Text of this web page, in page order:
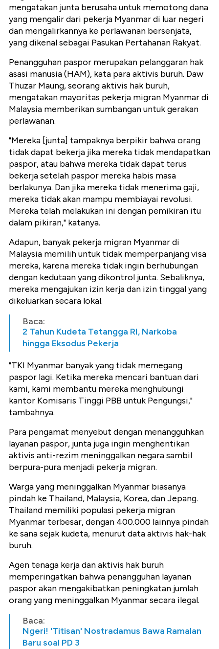
mengatakan junta berusaha untuk memotong dana
yang mengalir dari pekerja Myanmar di luar negeri
dan mengalirkannya ke perlawanan bersenjata,
yang dikenal sebagai Pasukan Pertahanan Rakyat.
Penangguhan paspor merupakan pelanggaran hak
asasi manusia (HAM), kata para aktivis buruh. Daw
Thuzar Maung, seorang aktivis hak buruh,
mengatakan mayoritas pekerja migran Myanmar di
Malaysia memberikan sumbangan untuk gerakan
perlawanan.
"Mereka [junta] tampaknya berpikir bahwa orang
tidak dapat bekerja jika mereka tidak mendapatkan
paspor, atau bahwa mereka tidak dapat terus
bekerja setelah paspor mereka habis masa
berlakunya. Dan jika mereka tidak menerima gaji,
mereka tidak akan mampu membiayai revolusi.
Mereka telah melakukan ini dengan pemikiran itu
dalam pikiran," katanya.
Adapun, banyak pekerja migran Myanmar di
Malaysia memilih untuk tidak memperpanjang visa
mereka, karena mereka tidak ingin berhubungan
dengan kedutaan yang dikontrol junta. Sebaliknya,
mereka mengajukan izin kerja dan izin tinggal yang
dikeluarkan secara lokal.
Baca:
2 Tahun Kudeta Tetangga RI, Narkoba
hingga Eksodus Pekerja
"TKI Myanmar banyak yang tidak memegang
paspor lagi. Ketika mereka mencari bantuan dari
kami, kami membantu mereka menghubungi
kantor Komisaris Tinggi PBB untuk Pengungsi,"
tambahnya.
Para pengamat menyebut dengan menangguhkan
layanan paspor, junta juga ingin menghentikan
aktivis anti-rezim meninggalkan negara sambil
berpura-pura menjadi pekerja migran.
Warga yang meninggalkan Myanmar biasanya
pindah ke Thailand, Malaysia, Korea, dan Jepang.
Thailand memiliki populasi pekerja migran
Myanmar terbesar, dengan 400.000 lainnya pindah
ke sana sejak kudeta, menurut data aktivis hak-hak
buruh.
Agen tenaga kerja dan aktivis hak buruh
memperingatkan bahwa penangguhan layanan
paspor akan mengakibatkan peningkatan jumlah
orang yang meninggalkan Myanmar secara ilegal.
Baca:
Ngeri! 'Titisan' Nostradamus Bawa Ramalan
Baru soal PD 3